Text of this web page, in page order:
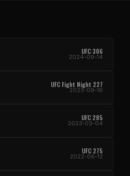
UFC 306
2024-09-14
UFC Fight Night 227
2023-09-16
UFC 285
2023-03-04
UFC 275
2022-06-12